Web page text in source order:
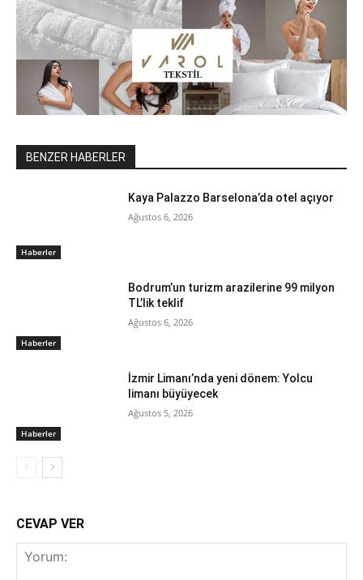
BENZER HABERLER
Haberler
Kaya Palazzo Barselona’da otel açıyor
Ağustos 6, 2026
Haberler
Bodrum’un turizm arazilerine 99 milyon
TL’lik teklif
Ağustos 6, 2026
Haberler
İzmir Limanı’nda yeni dönem: Yolcu
limanı büyüyecek
Ağustos 5, 2026
CEVAP VER